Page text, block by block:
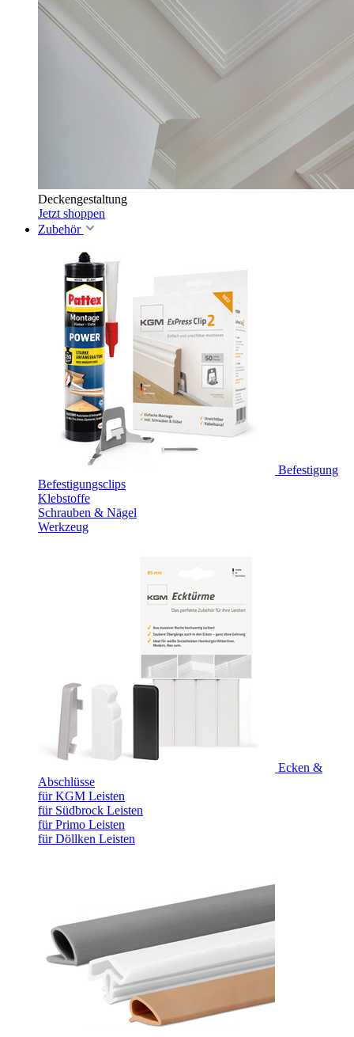
Deckengestaltung
Jetzt shoppen
Zubehör
Befestigung
Befestigungsclips
Klebstoffe
Schrauben & Nägel
Werkzeug
Ecken &
Abschlüsse
für KGM Leisten
für Südbrock Leisten
für Primo Leisten
für Döllken Leisten